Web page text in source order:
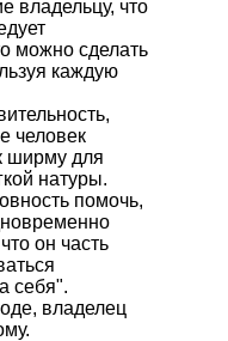
владельцу, что
можно сделать
каждую
человек
ширму для
натуры.
помочь,
он часть
себя".
владелец